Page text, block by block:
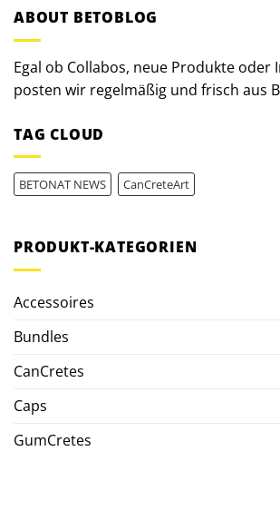
ABOUT BETOBLOG
Egal ob Collabos, neue Produkte oder
posten wir regelmäßig und frisch aus
TAG CLOUD
BETONAT NEWS CanCreteArt
PRODUKT-KATEGORIEN
Accessoires
Bundles
CanCretes
Caps
GumCretes